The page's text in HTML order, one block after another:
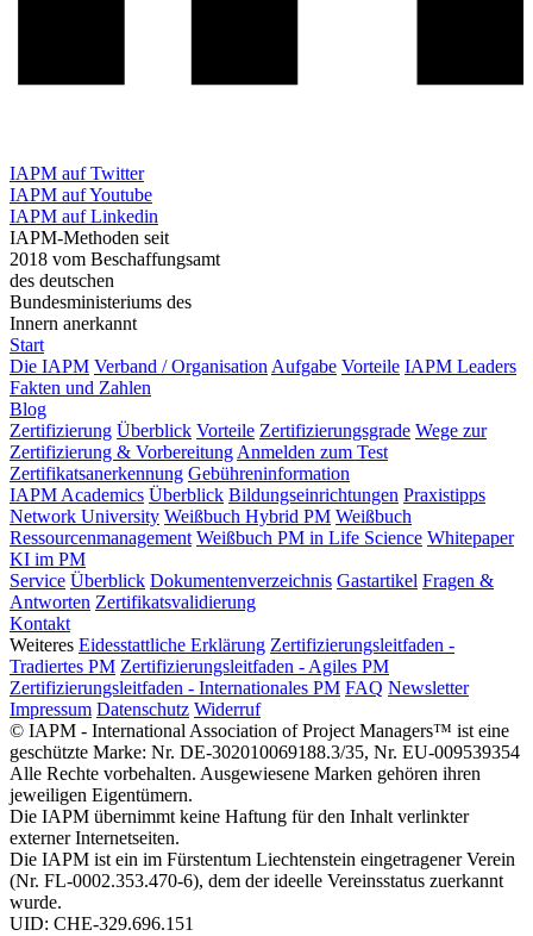
IAPM auf Twitter
IAPM auf Youtube
IAPM auf Linkedin
IAPM-Methoden seit
2018 vom Beschaffungsamt
des deutschen
Bundesministeriums des
Innern anerkannt
Start
Die IAPM Verband / Organisation Aufgabe Vorteile IAPM Leaders
Fakten und Zahlen
Blog
Zertifizierung Überblick Vorteile Zertifizierungsgrade Wege zur
Zertifizierung & Vorbereitung Anmelden zum Test
Zertifikatsanerkennung Gebühreninformation
IAPM Academics Überblick Bildungseinrichtungen Praxistipps
Network University Weißbuch Hybrid PM Weißbuch
Ressourcenmanagement Weißbuch PM in Life Science Whitepaper
KI im PM
Service Überblick Dokumentenverzeichnis Gastartikel Fragen &
Antworten Zertifikatsvalidierung
Kontakt
Weiteres Eidesstattliche Erklärung Zertifizierungsleitfaden -
Tradiertes PM Zertifizierungsleitfaden - Agiles PM
Zertifizierungsleitfaden - Internationales PM FAQ Newsletter
Impressum Datenschutz Widerruf
© IAPM - International Association of Project Managers™ ist eine
geschützte Marke: Nr. DE-302010069188.3/35, Nr. EU-009539354
Alle Rechte vorbehalten. Ausgewiesene Marken gehören ihren
jeweiligen Eigentümern.
Die IAPM übernimmt keine Haftung für den Inhalt verlinkter
externer Internetseiten.
Die IAPM ist ein im Fürstentum Liechtenstein eingetragener Verein
(Nr. FL-0002.353.470-6), dem der ideelle Vereinsstatus zuerkannt
wurde.
UID: CHE-329.696.151